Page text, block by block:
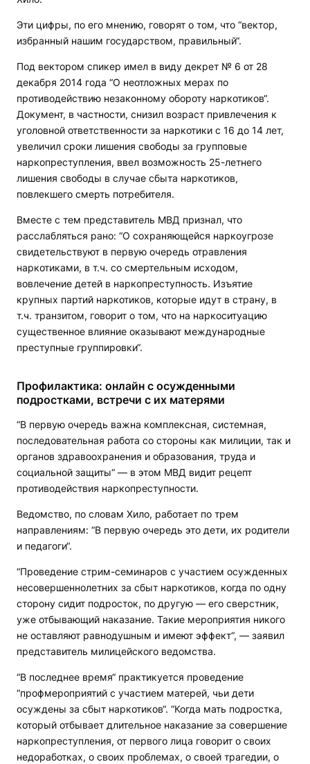
Эти цифры, по его мнению, говорят о том, что “вектор,
избранный нашим государством, правильный“.
Под вектором спикер имел в виду декрет № 6 от 28
декабря 2014 года “О неотложных мерах по
противодействию незаконному обороту наркотиков“.
Документ, в частности, снизил возраст привлечения к
уголовной ответственности за наркотики с 16 до 14 лет,
увеличил сроки лишения свободы за групповые
наркопреступления, ввел возможность 25-летнего
лишения свободы в случае сбыта наркотиков,
повлекшего смерть потребителя.
Вместе с тем представитель МВД признал, что
расслабляться рано: “О сохраняющейся наркоугрозе
свидетельствуют в первую очередь отравления
наркотиками, в т.ч. со смертельным исходом,
вовлечение детей в наркопреступность. Изъятие
крупных партий наркотиков, которые идут в страну, в
т.ч. транзитом, говорит о том, что на наркоситуацию
существенное влияние оказывают международные
преступные группировки“.
Профилактика: онлайн с осужденными
подростками, встречи с их матерями
“В первую очередь важна комплексная, системная,
последовательная работа со стороны как милиции, так и
органов здравоохранения и образования, труда и
социальной защиты“ — в этом МВД видит рецепт
противодействия наркопреступности.
Ведомство, по словам Хило, работает по трем
направлениям: “В первую очередь это дети, их родители
и педагоги“.
“Проведение стрим-семинаров с участием осужденных
несовершеннолетних за сбыт наркотиков, когда по одну
сторону сидит подросток, по другую — его сверстник,
уже отбывающий наказание. Такие мероприятия никого
не оставляют равнодушным и имеют эффект“, — заявил
представитель милицейского ведомства.
“В последнее время“ практикуется проведение
“профмероприятий с участием матерей, чьи дети
осуждены за сбыт наркотиков“. “Когда мать подростка,
который отбывает длительное наказание за совершение
наркопреступления, от первого лица говорит о своих
недоработках, о своих проблемах, о своей трагедии, о